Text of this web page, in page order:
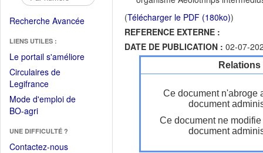
Recherche Avancée
LIENS UTILES :
Le portail s'améliore(Fichier
Circulaires de
Legifrance(Ouvrir
dans
une
fenêtre)
Mode d'emploi de
BO-agri(Ouvrir
une
nouvelle
UNE DIFFICULTÉ ?
Contactez-nous
(Télécharger le PDF (180ko))
REFERENCE EXTERNE :
DATE DE PUBLICATION : 02-07-
Ce document n'abroge
document
Ce document ne
document